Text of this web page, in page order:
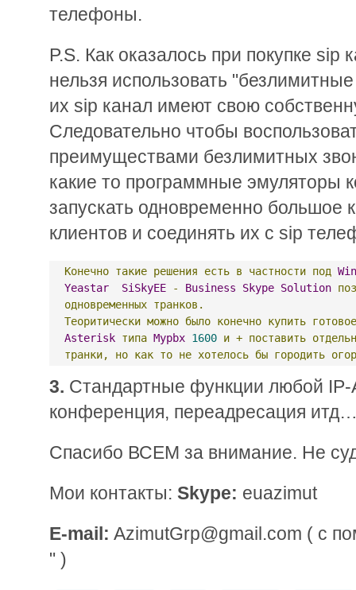
телефоны.
P.S. Как оказалось при покупке
нельзя использовать
их sip канал имеют свою
Следовательно чтобы
преимуществами безлимитных
какие то программные эмуляторы
запускать одновременно большое
клиентов и соединять их с sip
Конечно такие решения есть в частности под
Yeastar
SiSkyEE - Business Skype Solution
одновременных транков.
Теоритически можно было конечно купить готовое
Asterisk типа Mypbx 1600 и + поставить
транки,
но как то не хотелось бы городить
3. Стандартные функции любой IP-
конференция, переадресация
Спасибо ВСЕМ за внимание. Не
Мои контакты: Skype: euazimut
E-mail: AzimutGrp@gmail.com ( c
" )